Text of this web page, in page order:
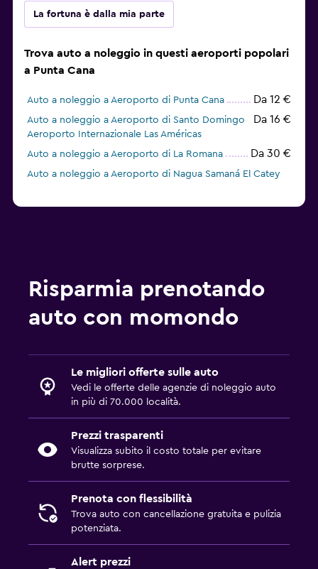
La fortuna è dalla mia parte
Trova auto a noleggio in questi aeroporti popolari
a Punta Cana
Auto a noleggio a Aeroporto di Punta Cana Da 12 €
Auto a noleggio a Aeroporto di Santo Domingo
Aeroporto Internazionale Las Américas
Da 16 €
Auto a noleggio a Aeroporto di La Romana Da 30 €
Auto a noleggio a Aeroporto di Nagua Samaná El Catey
Risparmia prenotando
auto con momondo
Le migliori offerte sulle auto
Vedi le offerte delle agenzie di noleggio auto
in più di 70.000 località.
Prezzi trasparenti
Visualizza subito il costo totale per evitare
brutte sorprese.
Prenota con flessibilità
Trova auto con cancellazione gratuita e pulizia
potenziata.
Alert prezzi